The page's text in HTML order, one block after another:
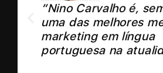
“Nino Carvalho é,
uma das melhores
marketing em língua
portuguesa na